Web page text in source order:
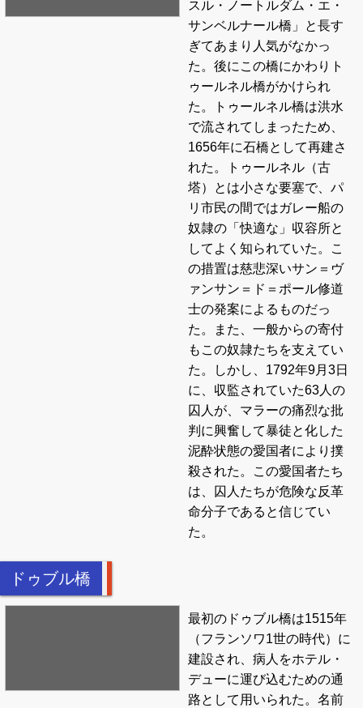
スル・ノートルダム・エ・
サンベルナール橋」と長す
ぎてあまり人気がなかっ
た。後にこの橋にかわりト
ゥールネル橋がかけられ
た。トゥールネル橋は洪水
で流されてしまったため、
1656年に石橋として再建さ
れた。トゥールネル（古
塔）とは小さな要塞で、パ
リ市民の間ではガレー船の
奴隷の「快適な」収容所と
してよく知られていた。こ
の措置は慈悲深いサン＝ヴ
ァンサン＝ド＝ポール修道
士の発案によるものだっ
た。また、一般からの寄付
もこの奴隷たちを支えてい
た。しかし、1792年9月3日
に、収監されていた63人の
囚人が、マラーの痛烈な批
判に興奮して暴徒と化した
泥酔状態の愛国者により撲
殺された。この愛国者たち
は、囚人たちが危険な反革
命分子であると信じてい
た。
ドゥブル橋
最初のドゥブル橋は1515年
（フランソワ1世の時代）に
建設され、病人をホテル・
デューに運び込むための通
路として用いられた。名前